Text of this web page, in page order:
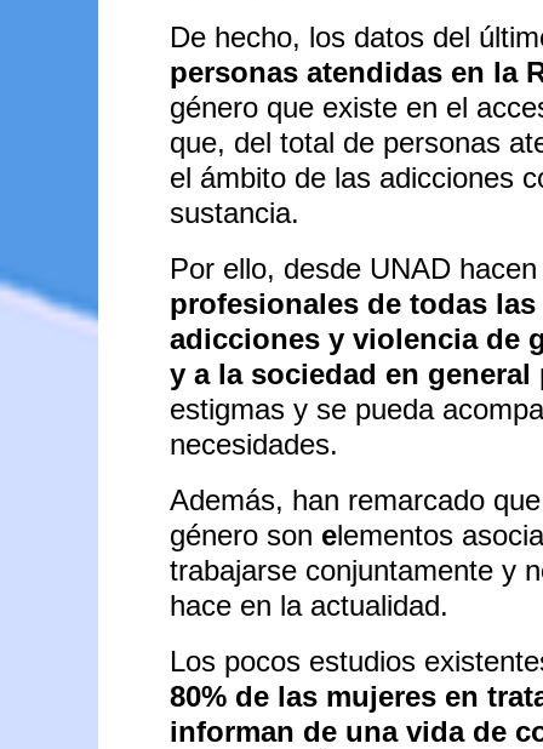
De hecho, los datos del
personas atendidas en la
género que existe en el
que, del total de personas
el ámbito de las adicciones
sustancia.
Por ello, desde UNAD
profesionales de todas
adicciones y violencia de
y a la sociedad en general
estigmas y se pueda
necesidades.
Además, han remarcado
género son elementos
trabajarse conjuntamente y
hace en la actualidad.
Los pocos estudios
80% de las mujeres en
informan de una vida de